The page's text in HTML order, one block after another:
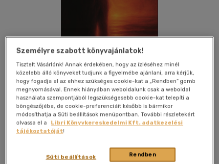
Kívánságlistához adom Megosztom
(3 vélemény)
Személyre szabott könyvajánlatok!
Tisztelt Vásárlónk! Annak érdekében, hogy az ízléséhez minél
közelebb álló könyveket tudjunk a figyelmébe ajánlani, arra kérjük,
hogy fogadja el az ehhez szükséges cookie-kat a „Rendben” gomb
megnyomásával. Ennek hiányában weboldalunk csak a weboldal
használata szempontjából legszükségesebb cookie-kat telepíti a
böngészőjébe, de cookie-preferenciáit később is bármikor
módosíthatja a Süti beállítások menüpontban. További részletekért
olvassa el a
Libri Könyvkereskedelmi Kft. adatkezelési
tájékoztatóját!
Rendben
Süti beállítások